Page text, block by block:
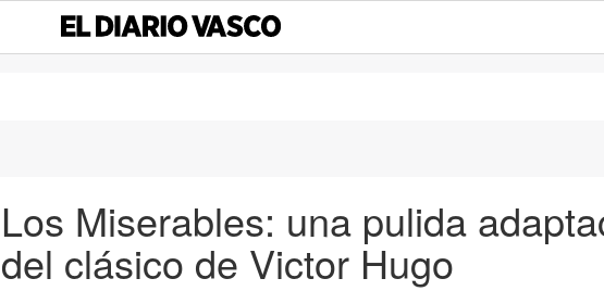
Los Miserables: una pulida
del clásico de Victor Hugo